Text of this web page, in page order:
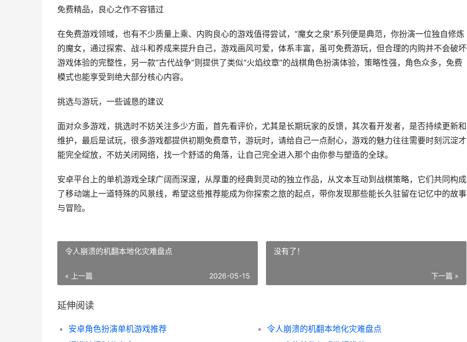
免费精品，良心之作不容错过
在免费游戏领域，也有不少质量上乘、内购良心的游戏值得尝试，“魔女之泉”系列便是典范，你扮演一位独自修炼
的魔女，通过探索、战斗和养成来提升自己，游戏画风可爱，体系丰富，虽可免费游玩，但合理的内购并不会破坏
游戏体验的完整性，另一款“古代战争”则提供了类似“火焰纹章”的战棋角色扮演体验，策略性强，角色众多，免费
模式也能享受到绝大部分核心内容。
挑选与游玩，一些诚恳的建议
面对众多游戏，挑选时不妨关注多少方面，首先看评价，尤其是长期玩家的反馈，其次看开发者，是否持续更新和
维护，最后是试玩，很多游戏都提供初期免费章节，游玩时，请给自己一点耐心，游戏的魅力往往需要时刻沉淀才
能完全绽放，不妨关闭网络，找一个舒适的角落，让自己完全进入那个由你参与塑造的全球。
安卓平台上的单机游戏全球广阔而深邃，从厚重的经典到灵动的独立作品，从文本互动到战棋策略，它们共同构成
了移动端上一道特殊的风景线，希望这些推荐能成为你探索之旅的起点，带你发现那些能长久驻留在记忆中的故事
与冒险。
令人崩溃的机翻本地化灾难盘点
« 上一篇 2026-05-15
没有了！
下一篇 »
延伸阅读
安卓角色扮演单机游戏推荐
令人崩溃的机翻本地化灾难盘点